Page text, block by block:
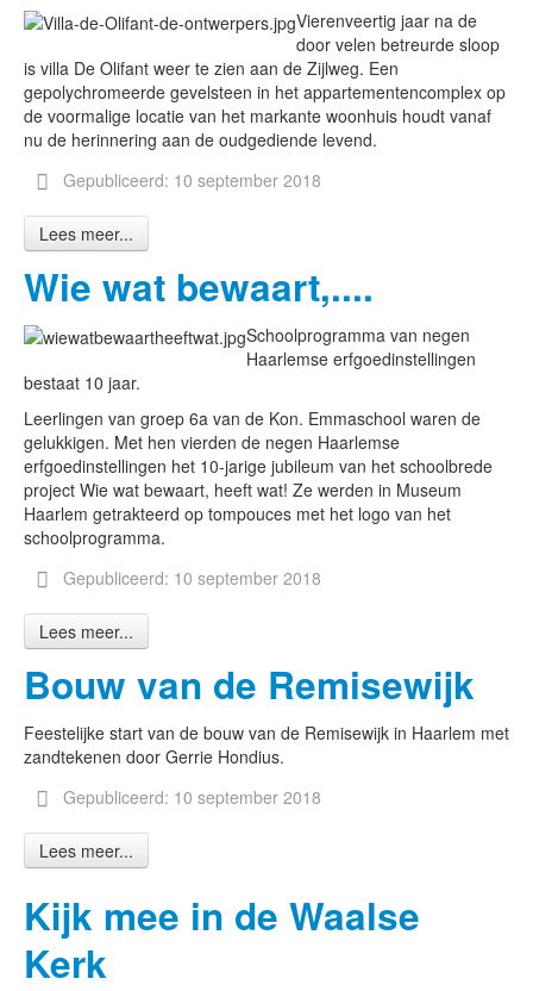
Vierenveertig jaar na de
door velen betreurde sloop
is villa De Olifant weer te zien aan de Zijlweg. Een
gepolychromeerde gevelsteen in het appartementencomplex op
de voormalige locatie van het markante woonhuis houdt vanaf
nu de herinnering aan de oudgediende levend.
Gepubliceerd: 10 september 2018
Lees meer...
Wie wat bewaart,....
Schoolprogramma van negen
Haarlemse erfgoedinstellingen
bestaat 10 jaar.
Leerlingen van groep 6a van de Kon. Emmaschool waren de
gelukkigen. Met hen vierden de negen Haarlemse
erfgoedinstellingen het 10-jarige jubileum van het schoolbrede
project Wie wat bewaart, heeft wat! Ze werden in Museum
Haarlem getrakteerd op tompouces met het logo van het
schoolprogramma.
Gepubliceerd: 10 september 2018
Lees meer...
Bouw van de Remisewijk
Feestelijke start van de bouw van de Remisewijk in Haarlem met
zandtekenen door Gerrie Hondius.
Gepubliceerd: 10 september 2018
Lees meer...
Kijk mee in de Waalse
Kerk